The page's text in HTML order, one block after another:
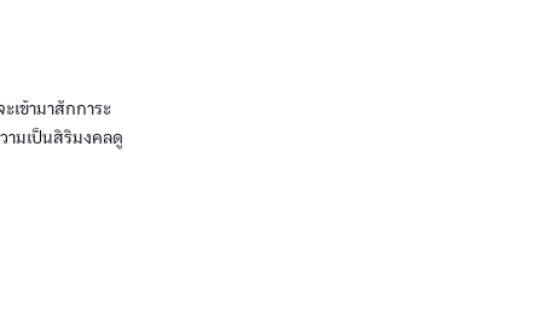
เข้ามาสักการะ
ามเป็นสิริมงคลดู